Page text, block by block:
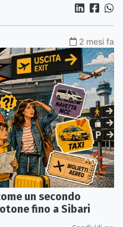
2 mesi fa
un secondo
fino a Sibari